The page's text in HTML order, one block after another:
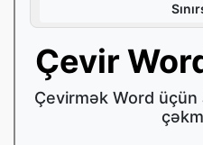
Çevir
Çevirmək Word